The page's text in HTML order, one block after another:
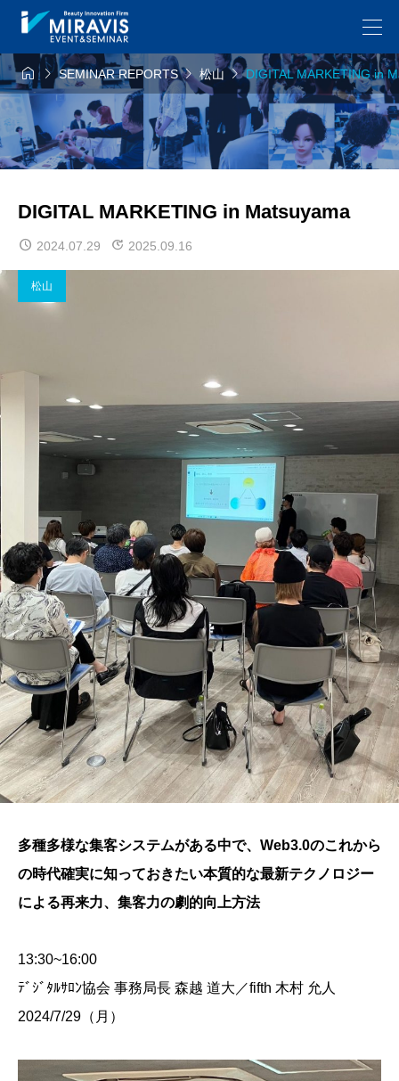
SEMINAR REPORTS松山DIGITAL MARKETING in
DIGITAL MARKETING in Matsuyama
2024.07.29 2025.09.16
松山
多種多様な集客システムがある中で、Web3.0のこれから
の時代確実に知っておきたい本質的な最新テクノロジー
による再来力、集客力の劇的向上方法
13:30~16:00
ﾃﾞｼﾞﾀﾙｻﾛﾝ協会 事務局長 森越 道大／fifth 木村 允人
2024/7/29（月）